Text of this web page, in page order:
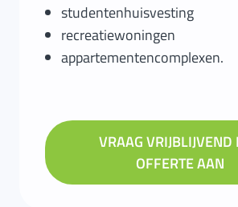
studentenhuisvesting
recreatiewoningen
appartementencomplexen.
VRAAG VRIJBLIJVEND
OFFERTE AAN